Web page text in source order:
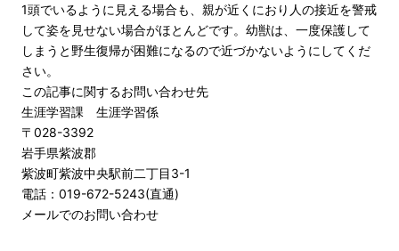
1頭でいるように見える場合も、親が近くにおり人の接近を警戒
して姿を見せない場合がほとんどです。幼獣は、一度保護して
しまうと野生復帰が困難になるので近づかないようにしてくだ
さい。
この記事に関するお問い合わせ先
生涯学習課 生涯学習係
〒028-3392
岩手県紫波郡
紫波町紫波中央駅前二丁目3-1
電話：019-672-5243(直通)
メールでのお問い合わせ